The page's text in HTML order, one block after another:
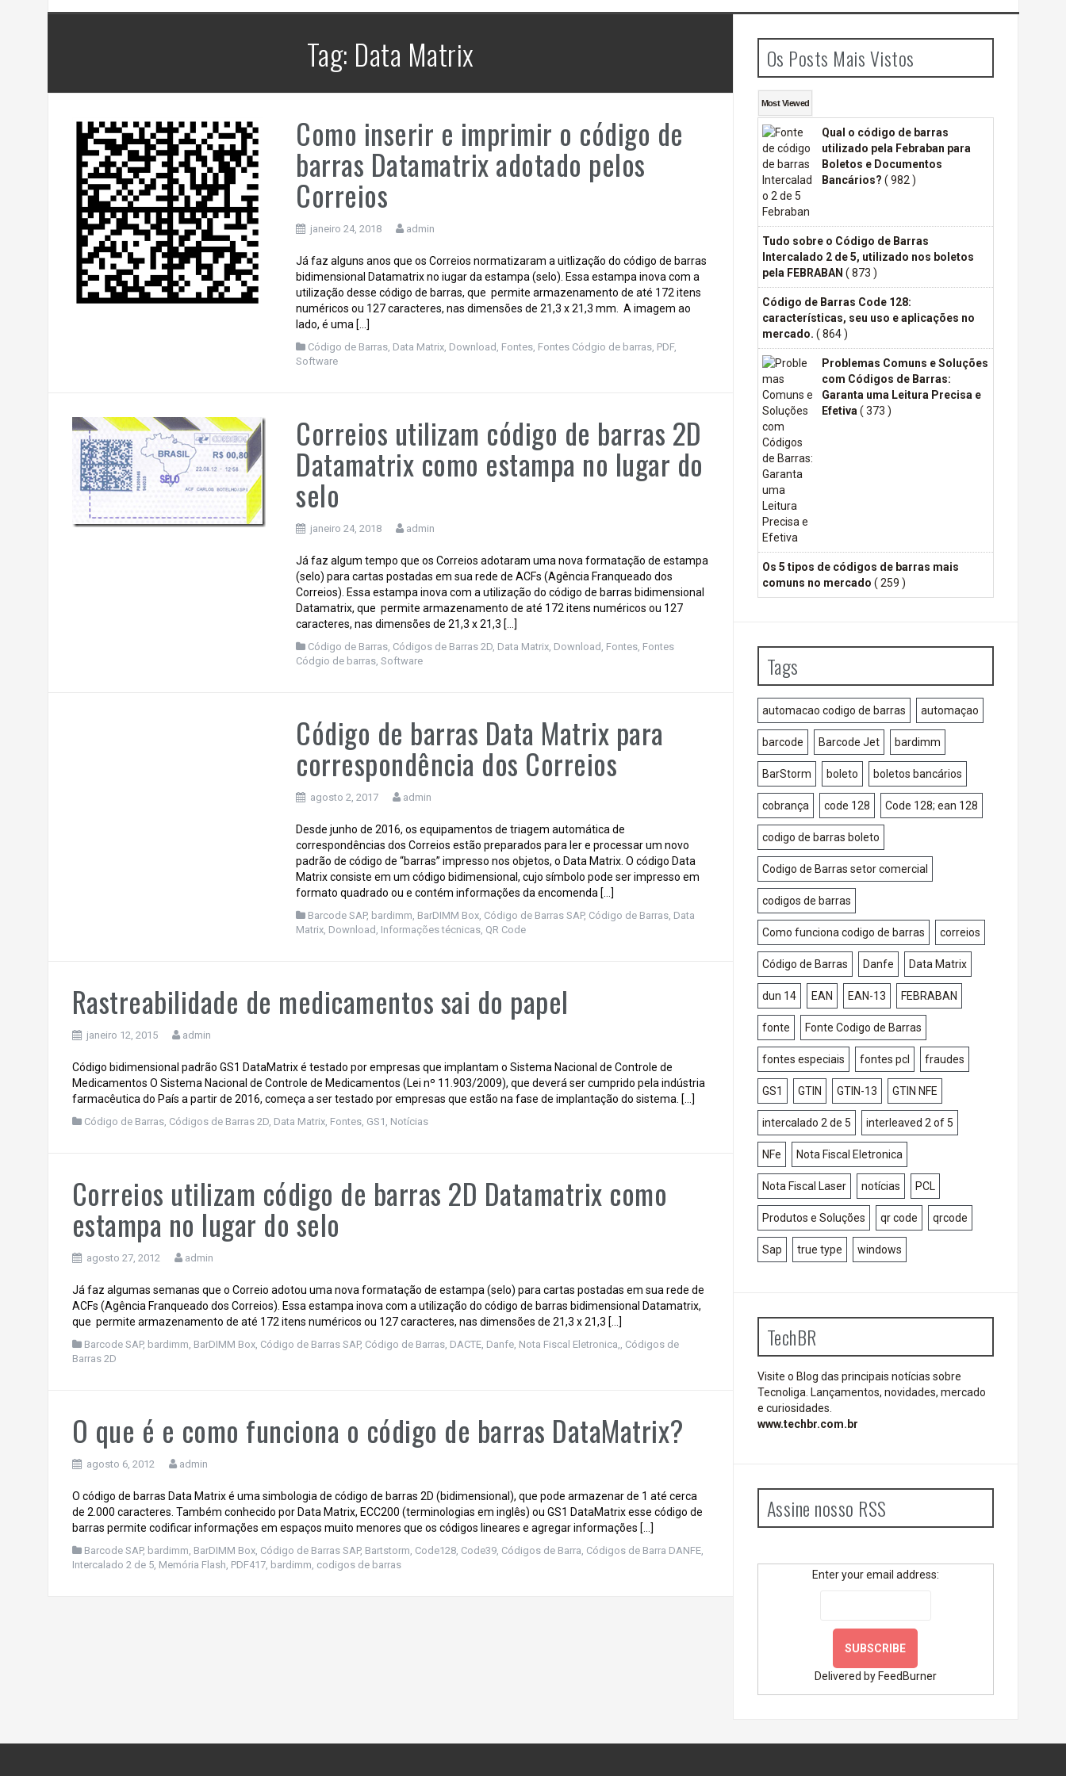
no SAP: Como o BarStorm
Resolve Problemas em ERPs
funcionam e como evitar cair
Tag: Data Matrix
Como inserir e imprimir o código de
barras Datamatrix adotado pelos
Correios
janeiro 24, 2018 admin
Já faz alguns anos que os Correios normatizaram a uitlização do código de barras
bidimensional Datamatrix no iugar da estampa (selo). Essa estampa inova com a
utilização desse código de barras, que permite armazenamento de até 172 itens
numéricos ou 127 caracteres, nas dimensões de 21,3 x 21,3 mm. A imagem ao
lado, é uma […]
Código de Barras, Data Matrix, Download , Fontes, Fontes Códgio de barras, PDF,
Software
Correios utilizam código de barras 2D
Datamatrix como estampa no lugar do
selo
janeiro 24, 2018 admin
Já faz algum tempo que os Correios adotaram uma nova formatação de estampa
(selo) para cartas postadas em sua rede de ACFs (Agência Franqueado dos
Correios). Essa estampa inova com a utilização do código de barras bidimensional
Datamatrix, que permite armazenamento de até 172 itens numéricos ou 127
caracteres, nas dimensões de 21,3 x 21,3 […]
Código de Barras, Códigos de Barras 2D, Data Matrix, Download , Fontes, Fontes
Códgio de barras,Software
Código de barras Data Matrix para
correspondência dos Correios
agosto 2, 2017 admin
Desde junho de 2016, os equipamentos de triagem automática de
correspondências dos Correios estão preparados para ler e processar um novo
padrão de código de “barras” impresso nos objetos, o Data Matrix. O código Data
Matrix consiste em um código bidimensional, cujo símbolo pode ser impresso em
formato quadrado ou e contém informações da encomenda […]
Barcode SAP, bardimm, BarDIMM Box, Código de Barras SAP, Código de Barras, Data
Matrix, Download , Informações técnicas, QR Code
Rastreabilidade de medicamentos sai do papel
janeiro 12, 2015 admin
Código bidimensional padrão GS1 DataMatrix é testado por empresas que implantam o Sistema Nacional de Controle de
Medicamentos O Sistema Nacional de Controle de Medicamentos (Lei nº 11.903/2009), que deverá ser cumprido pela indústria
farmacêutica do País a partir de 2016, começa a ser testado por empresas que estão na fase de implantação do sistema. […]
Código de Barras, Códigos de Barras 2D, Data Matrix, Fontes, GS1 , Notícias
Correios utilizam código de barras 2D Datamatrix como
estampa no lugar do selo
agosto 27, 2012 admin
Já faz algumas semanas que o Correio adotou uma nova formatação de estampa (selo) para cartas postadas em sua rede de
ACFs (Agência Franqueado dos Correios). Essa estampa inova com a utilização do código de barras bidimensional Datamatrix,
que permite armazenamento de até 172 itens numéricos ou 127 caracteres, nas dimensões de 21,3 x 21,3 […]
Barcode SAP, bardimm, BarDIMM Box, Código de Barras SAP, Código de Barras, DACTE, Danfe, Nota Fiscal Eletronica,, Códigos de
Barras 2D
O que é e como funciona o código de barras DataMatrix?
agosto 6, 2012 admin
O código de barras Data Matrix é uma simbologia de código de barras 2D (bidimensional), que pode armazenar de 1 até cerca
de 2.000 caracteres. Também conhecido por Data Matrix, ECC200 (terminologias em inglês) ou GS1 DataMatrix esse código de
barras permite codificar informações em espaços muito menores que os códigos lineares e agregar informações […]
Barcode SAP, bardimm, BarDIMM Box, Código de Barras SAP, Bartstorm, Code128, Code39, Códigos de Barra, Códigos de Barra DANFE,
Intercalado 2 de 5, Memória Flash, PDF417, bardimm, codigos de barras
Os Posts Mais Vistos
MostViewed
Qual o código de barras
utilizado pela Febraban para
Boletos e Documentos
Bancários? ( 982 )
Tudo sobre o Código de Barras
Intercalado 2 de 5, utilizado nos boletos
pela FEBRABAN ( 873 )
Código de Barras Code 128:
características, seu uso e aplicações no
mercado. ( 864 )
Problemas Comuns e Soluções
com Códigos de Barras:
Garanta uma Leitura Precisa e
Efetiva ( 373 )
Os 5 tipos de códigos de barras mais
comuns no mercado ( 259 )
Tags
automacao codigo de barras automaçao
barcode Barcode Jet bardimm
BarStorm boleto boletos bancários
cobrança code 128 Code 128; ean 128
codigo de barras boleto
Codigo de Barras setor comercial
codigos de barras
Como funciona codigo de barras correios
Código de Barras Danfe Data Matrix
dun 14 EAN EAN-13 FEBRABAN
fonte Fonte Codigo de Barras
fontes especiais fontes pcl fraudes
GS1 GTIN GTIN-13 GTIN NFE
intercalado 2 de 5 interleaved 2 of 5
NFe Nota Fiscal Eletronica
Nota Fiscal Laser notícias PCL
Produtos e Soluções qr code qrcode
Sap true type windows
TechBR
Visite o Blog das principais notícias sobre
Tecnoliga. Lançamentos, novidades, mercado
e curiosidades.
www.techbr.com.br
Assine nosso RSS
Enter your email address:
Delivered by FeedBurner